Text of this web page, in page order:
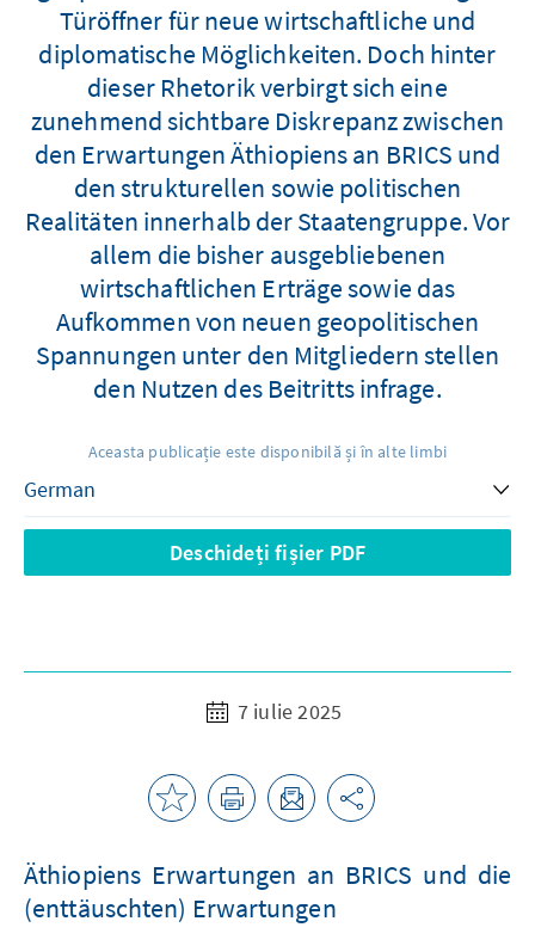
Türöffner für neue wirtschaftliche und
diplomatische Möglichkeiten. Doch hinter
dieser Rhetorik verbirgt sich eine
zunehmend sichtbare Diskrepanz zwischen
den Erwartungen Äthiopiens an BRICS und
den strukturellen sowie politischen
Realitäten innerhalb der Staatengruppe. Vor
allem die bisher ausgebliebenen
wirtschaftlichen Erträge sowie das
Aufkommen von neuen geopolitischen
Spannungen unter den Mitgliedern stellen
den Nutzen des Beitritts infrage.
Aceasta publicație este disponibilă și în alte limbi
Deschideți fișier PDF
7 iulie 2025
Äthiopiens Erwartungen an BRICS und die
(enttäuschten) Erwartungen